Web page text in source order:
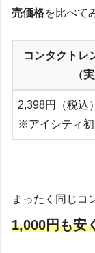
売価格を比べて
コンタクトレ
（
2,398円（税込）
※アイシティ初
まったく同じコ
1,000円も安